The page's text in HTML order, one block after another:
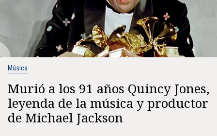
Música
Murió a los 91 años Quincy Jones,
leyenda de la música y productor
de Michael Jackson